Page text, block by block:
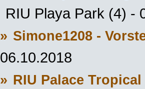
RIU Playa Park (4) -
» Simone1208 -
06.10.2018
» RIU Palace